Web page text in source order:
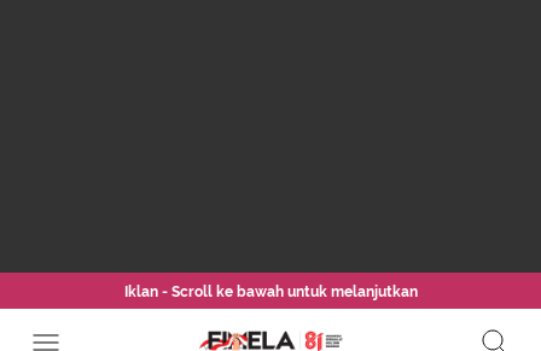
Iklan - Scroll ke bawah untuk melanjutkan